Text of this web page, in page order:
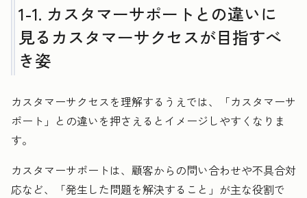
1-1. カスタマーサポートとの違いに
見るカスタマーサクセスが目指すべ
き姿
カスタマーサクセスを理解するうえでは、「カスタマーサ
ポート」との違いを押さえるとイメージしやすくなりま
す。
カスタマーサポートは、顧客からの問い合わせや不具合対
応など、「発生した問題を解決すること」が主な役割で